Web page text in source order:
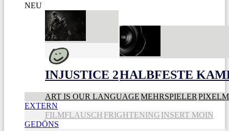
NEU
INJUSTICE 2HALBFESTE
ART IS OUR LANGUAGEMEHRSPIELER
EXTERN
FILMFLAUSCH FRIGHTENING INSERT MOIN
GEDÖNS